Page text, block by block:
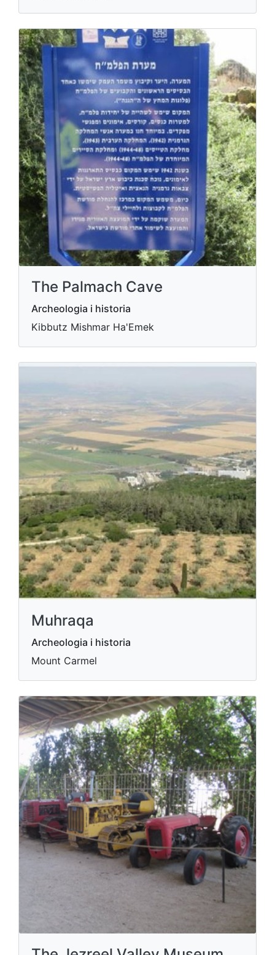
The Palmach Cave
Archeologia i historia
Kibbutz Mishmar Ha'Emek
Muhraqa
Archeologia i historia
Mount Carmel